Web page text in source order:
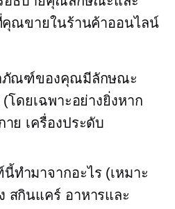
ณขายในร้านค้าออนไลน์
ภัณฑ์ของคุณมีลักษณะ
โดยเฉพาะอย่างยิ่งหาก
ย เครื่องประดับ
ทำมาจากอะไร (เหมาะ
สกินแคร์ อาหารและ